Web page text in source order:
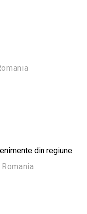
din regiune.